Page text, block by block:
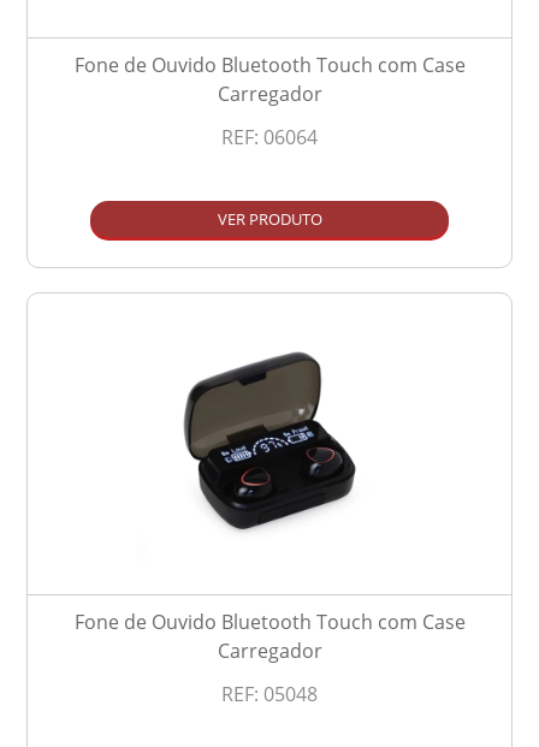
Fone de Ouvido Bluetooth Touch com Case
Carregador
REF: 06064
VER PRODUTO
Fone de Ouvido Bluetooth Touch com Case
Carregador
REF: 05048